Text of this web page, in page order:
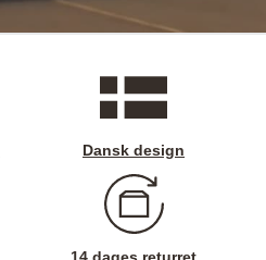
Dansk design